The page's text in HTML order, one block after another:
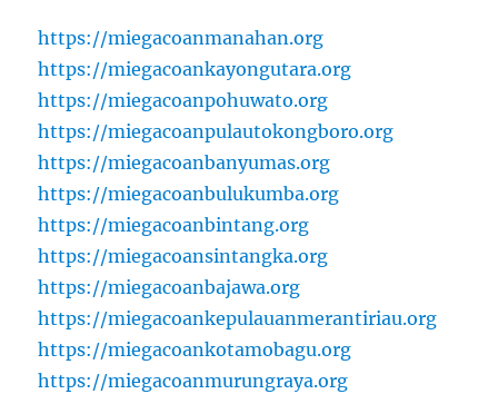
https://miegacoanmanahan.org
https://miegacoankayongutara.org
https://miegacoanpohuwato.org
https://miegacoanpulautokongboro.org
https://miegacoanbanyumas.org
https://miegacoanbulukumba.org
https://miegacoanbintang.org
https://miegacoansintangka.org
https://miegacoanbajawa.org
https://miegacoankepulauanmerantiriau.org
https://miegacoankotamobagu.org
https://miegacoanmurungraya.org